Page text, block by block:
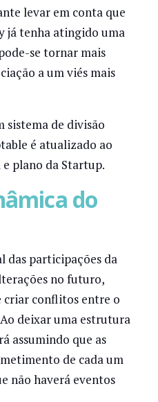
levar em conta que
já tenha atingido uma
se tornar mais
a um viés mais
sistema de divisão
é atualizado ao
plano da Startup.
do
das participações da
no futuro,
criar conflitos entre o
deixar uma estrutura
assumindo que as
de cada um
não haverá eventos